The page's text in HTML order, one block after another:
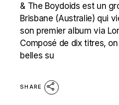
& The Boydoids est un
Brisbane (Australie) qui
son premier album via
Composé de dix titres,
belles su
SHARE